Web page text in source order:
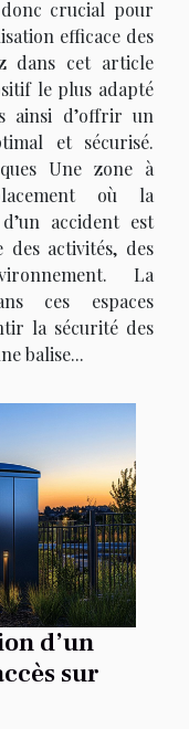
donc crucial pour
efficace des
dans cet article
le plus adapté
ainsi d’offrir un
et sécurisé.
Une zone à
où la
accident est
activités, des
La
ces espaces
la sécurité des
balise...
d’un
sur